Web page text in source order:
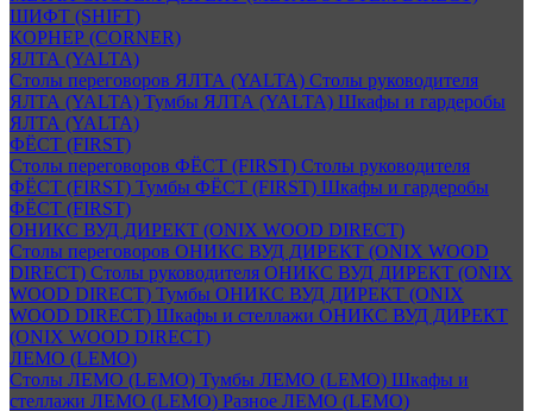
ШИФТ (SHIFT)
КОРНЕР (CORNER)
ЯЛТА (YALTA)
Столы переговоров ЯЛТА (YALTA) Столы руководителя
ЯЛТА (YALTA) Тумбы ЯЛТА (YALTA) Шкафы и гардеробы
ЯЛТА (YALTA)
ФЁСТ (FIRST)
Столы переговоров ФЁСТ (FIRST) Столы руководителя
ФЁСТ (FIRST) Тумбы ФЁСТ (FIRST) Шкафы и гардеробы
ФЁСТ (FIRST)
ОНИКС ВУД ДИРЕКТ (ONIX WOOD DIRECT)
Столы переговоров ОНИКС ВУД ДИРЕКТ (ONIX WOOD
DIRECT) Столы руководителя ОНИКС ВУД ДИРЕКТ (ONIX
WOOD DIRECT) Тумбы ОНИКС ВУД ДИРЕКТ (ONIX
WOOD DIRECT) Шкафы и стеллажи ОНИКС ВУД ДИРЕКТ
(ONIX WOOD DIRECT)
ЛЕМО (LEMO)
Столы ЛЕМО (LEMO) Тумбы ЛЕМО (LEMO) Шкафы и
стеллажи ЛЕМО (LEMO) Разное ЛЕМО (LEMO)